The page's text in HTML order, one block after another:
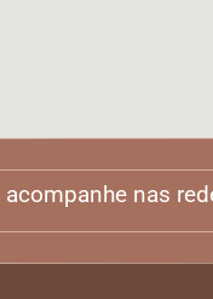
acompanhe nas